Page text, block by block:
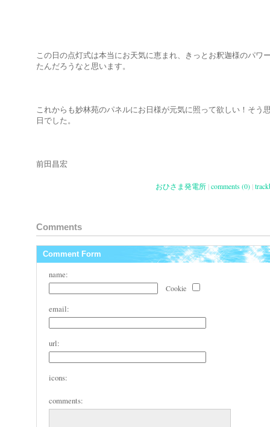
この日の点灯式は本当にお天気に恵まれ、きっとお釈迦様のパワ
たんだろうなと思います。
これからも妙林苑のパネルにお日様が元気に照って欲しい！そう
日でした。
前田昌宏
おひさま発電所 |comments (0) |
Comments
Comment Form
name:
Cookie
email:
url:
icons:
comments: